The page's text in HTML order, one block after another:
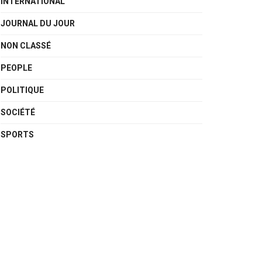
JOURNAL DU JOUR
NON CLASSÉ
PEOPLE
POLITIQUE
SOCIÉTÉ
SPORTS